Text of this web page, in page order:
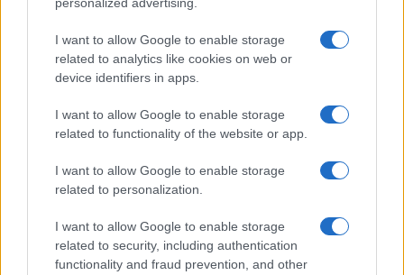
I want to allow Google to enable storage
related to analytics like cookies on web or
device identifiers in apps.
I want to allow Google to enable storage
related to functionality of the website or app.
I want to allow Google to enable storage
related to personalization.
I want to allow Google to enable storage
related to security, including authentication
functionality and fraud prevention, and other
Li Yingying, la schiacciatrice cinese, salta il
Campionato Continentale e gli Asian Games